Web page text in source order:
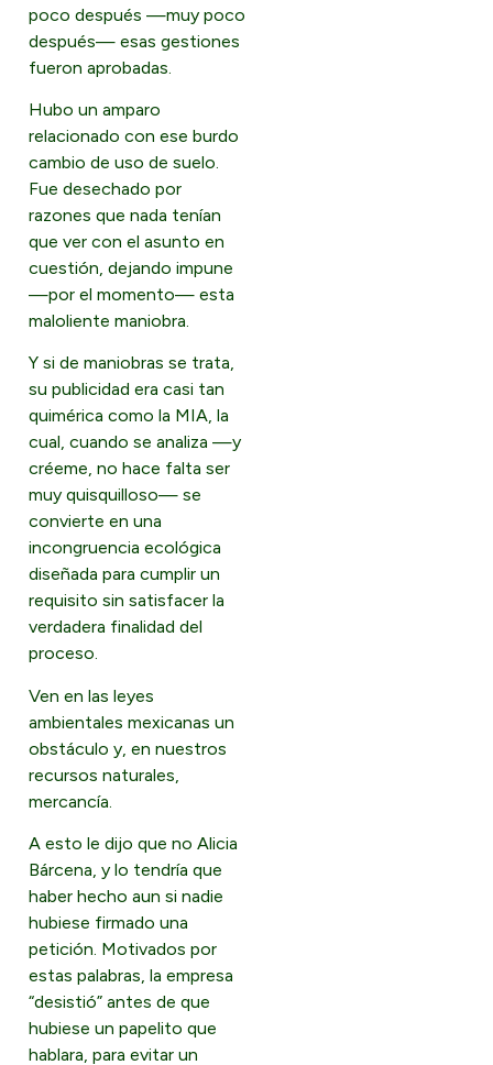
poco después —muy poco
después— esas gestiones
fueron aprobadas.
Hubo un amparo
relacionado con ese burdo
cambio de uso de suelo.
Fue desechado por
razones que nada tenían
que ver con el asunto en
cuestión, dejando impune
—por el momento— esta
maloliente maniobra.
Y si de maniobras se trata,
su publicidad era casi tan
quimérica como la MIA, la
cual, cuando se analiza —y
créeme, no hace falta ser
muy quisquilloso— se
convierte en una
incongruencia ecológica
diseñada para cumplir un
requisito sin satisfacer la
verdadera finalidad del
proceso.
Ven en las leyes
ambientales mexicanas un
obstáculo y, en nuestros
recursos naturales,
mercancía.
A esto le dijo que no Alicia
Bárcena, y lo tendría que
haber hecho aun si nadie
hubiese firmado una
petición. Motivados por
estas palabras, la empresa
“desistió” antes de que
hubiese un papelito que
hablara, para evitar un